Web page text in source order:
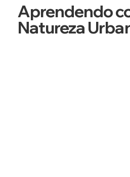
Aprendendo
Natureza